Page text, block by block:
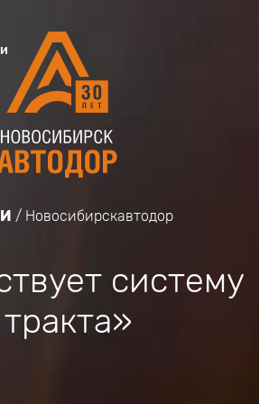
Новосибирскавтодор
систему